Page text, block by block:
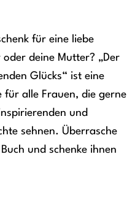
für eine liebe
oder deine Mutter? „Der
Glücks“ ist eine
für alle Frauen, die gerne
und
sehnen. Überrasche
und schenke ihnen